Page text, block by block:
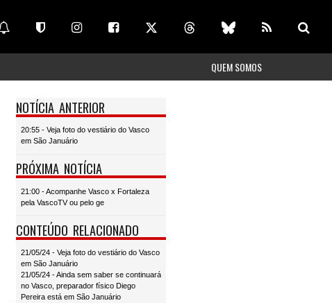
QUEM SOMOS
NOTÍCIA ANTERIOR
20:55 - Veja foto do vestiário do Vasco
em São Januário
PRÓXIMA NOTÍCIA
21:00 - Acompanhe Vasco x Fortaleza
pela VascoTV ou pelo ge
CONTEÚDO RELACIONADO
21/05/24 - Veja foto do vestiário do Vasco
em São Januário
21/05/24 - Ainda sem saber se continuará
no Vasco, preparador físico Diego
Pereira está em São Januário